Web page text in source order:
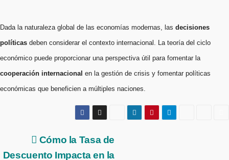
Dada la naturaleza global de las economías modernas, las decisiones
políticas deben considerar el contexto internacional. La teoría del ciclo
económico puede proporcionar una perspectiva útil para fomentar la
cooperación internacional en la gestión de crisis y fomentar políticas
económicas que beneficien a múltiples naciones.
Navegación
Cómo la Tasa de
Descuento Impacta en la